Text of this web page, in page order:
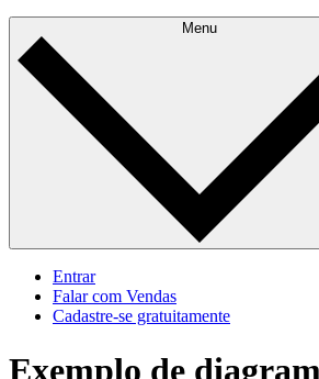
Menu
Entrar
Falar com Vendas
Cadastre‐se gratuitamente
Exemplo de